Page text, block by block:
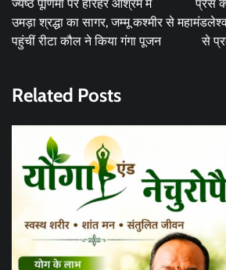
ज्येष्ठ पूर्णिमा पर हरिहर आश्रम में
उमड़ा श्रद्धा का सागर, जम्मू कश्मीर से
पहुंचीं रीटा कौल ने किया गंगा पूजन
प्रेस
से
Related Posts